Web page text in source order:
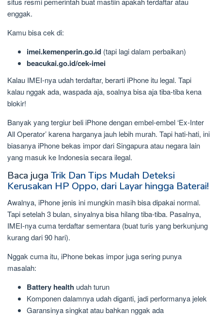
enggak.
Kamu bisa cek di:
imei.kemenperin.go.id (tapi lagi dalam perbaikan)
beacukai.go.id/cek-imei
Kalau IMEI-nya udah terdaftar, berarti iPhone itu legal. Tapi
kalau nggak ada, waspada aja, soalnya bisa aja tiba-tiba kena
blokir!
Banyak yang tergiur beli iPhone dengan embel-embel ‘Ex-Inter
All Operator’ karena harganya jauh lebih murah. Tapi hati-hati, ini
biasanya iPhone bekas impor dari Singapura atau negara lain
yang masuk ke Indonesia secara ilegal.
Baca juga Trik Dan Tips Mudah Deteksi
Kerusakan HP Oppo, dari Layar hingga Baterai!
Awalnya, iPhone jenis ini mungkin masih bisa dipakai normal.
Tapi setelah 3 bulan, sinyalnya bisa hilang tiba-tiba. Pasalnya,
IMEI-nya cuma terdaftar sementara (buat turis yang berkunjung
kurang dari 90 hari).
Nggak cuma itu, iPhone bekas impor juga sering punya
masalah:
Battery health udah turun
Komponen dalamnya udah diganti, jadi performanya jelek
Garansinya singkat atau bahkan nggak ada